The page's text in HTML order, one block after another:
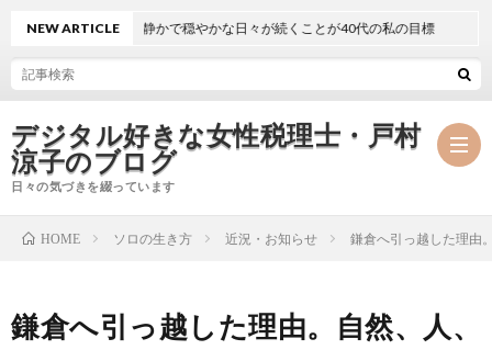
デジタル好きな女性税理士・戸村
涼子のブログ
日々の気づきを綴っています
NEW ARTICLE
静かで穏やかな日々が続くことが40代の私の目標
HOME ソロの生き方 近況・お知らせ 鎌倉へ引っ越した理由
鎌倉へ引っ越した理由。自然、人、